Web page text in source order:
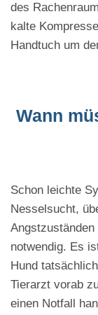
des
kalte
Handtuch um
Wann
Schon leichte
Nesselsucht,
notwendig. Es
Hund
Tierarzt vorab
einen Notfall